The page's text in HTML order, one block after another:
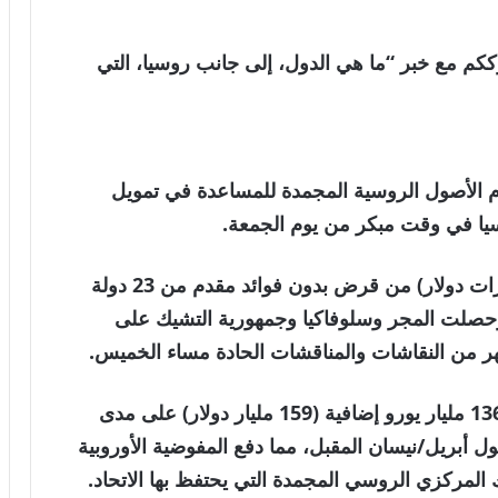
. نترككم مع خبر “ما هي الدول، إلى جانب روسيا، التي
الأصول الروسية المجمدة للمساعدة في تمويل
في وقت مبكر من يوم الجمعة.
وبدلا من ذلك، سيأتي 90 مليار يورو (106 مليارات دولار) من قرض بدون فوائد مقدم من 23 دولة
وحصلت المجر وسلوفاكيا وجمهورية التشيك على
من النقاشات والمناقشات الحادة مساء الخميس.
وتشير التقديرات إلى أن أوكرانيا ستحتاج إلى 136 مليار يورو إضافية (159 مليار دولار) على مدى
أبريل/نيسان المقبل، مما دفع المفوضية الأوروبية
الروسي المجمدة التي يحتفظ بها الاتحاد.